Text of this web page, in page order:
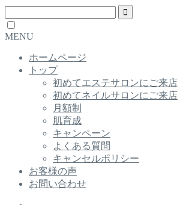
MENU
ホームページ
トップ
初めてエステサロンにご来店
初めてネイルサロンにご来店
月額制
肌育成
キャンペーン
よくある質問
キャンセルポリシー
お客様の声
お問い合わせ